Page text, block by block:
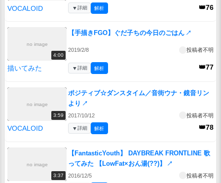
VOCALOID 👑76
▼詳細 解析
no image
4:00
【手描きFGO】ぐだ子ちの今日のごはん ↗
2019/2/8 投稿者不明
描いてみた 👑77
▼詳細 解析
no image
3:59
ポジティブ☆ダンスタイム／音街ウナ・鏡音リン
より ↗
2017/10/12 投稿者不明
VOCALOID 👑78
▼詳細 解析
no image
3:37
【FantasticYouth】 DAYBREAK FRONTLINE 歌
ってみた 【LowFat×おん湯(??)】
↗
2016/12/5 投稿者不明